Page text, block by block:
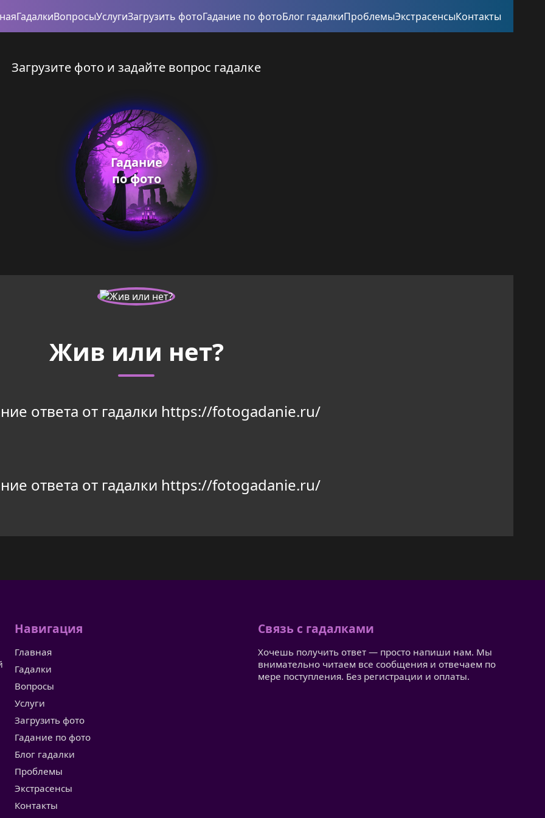
ГадалкиВопросыУслугиЗагрузить фотоГадание по фотоБлог гадалкиПроблемыЭкстрасенсыКонтакты
Загрузите фото и задайте вопрос гадалке
Гадание
по фото
Жив или нет?
ответа от гадалки https://fotogadanie.ru/
ответа от гадалки https://fotogadanie.ru/
Навигация
Главная
Гадалки
Вопросы
Услуги
Загрузить фото
Гадание по фото
Блог гадалки
Проблемы
Экстрасенсы
Контакты
Связь с гадалками
Хочешь получить ответ — просто напиши нам. Мы
внимательно читаем все сообщения и отвечаем по
мере поступления. Без регистрации и оплаты.